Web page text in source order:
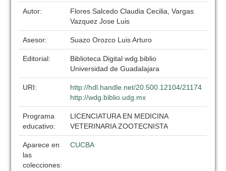
Autor:
Flores Salcedo Claudia Cecilia, Vargas
Vazquez Jose Luis
Asesor: Suazo Orozco Luis Arturo
Editorial:
Biblioteca Digital wdg.biblio
Universidad de Guadalajara
URI:
http://hdl.handle.net/20.500.12104/21174
http://wdg.biblio.udg.mx
Programa
educativo:
LICENCIATURA EN MEDICINA
VETERINARIA ZOOTECNISTA
Aparece en
las
colecciones:
CUCBA